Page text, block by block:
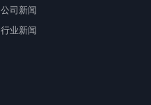
公司新闻
行业新闻